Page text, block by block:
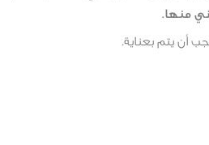
منها.
أن يتم بعناية.